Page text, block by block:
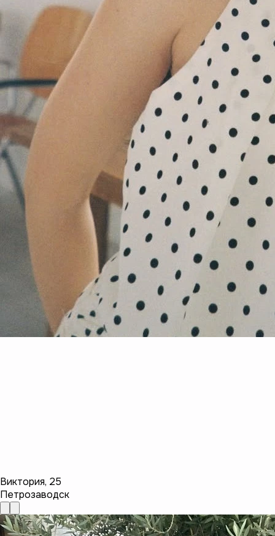
Виктория, 25
Петрозаводск